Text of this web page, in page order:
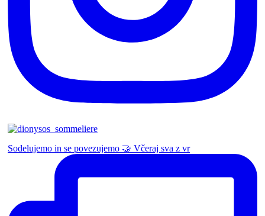
Sodelujemo in se povezujemo 🤝 Včeraj sva z vr